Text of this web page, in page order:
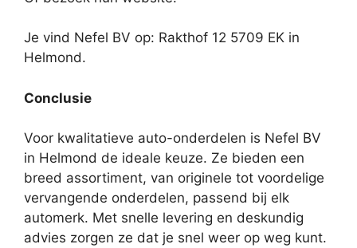
Je vind Nefel BV op: Rakthof 12 5709 EK in
Helmond.
Conclusie
Voor kwalitatieve auto-onderdelen is Nefel BV
in Helmond de ideale keuze. Ze bieden een
breed assortiment, van originele tot voordelige
vervangende onderdelen, passend bij elk
automerk. Met snelle levering en deskundig
advies zorgen ze dat je snel weer op weg kunt.